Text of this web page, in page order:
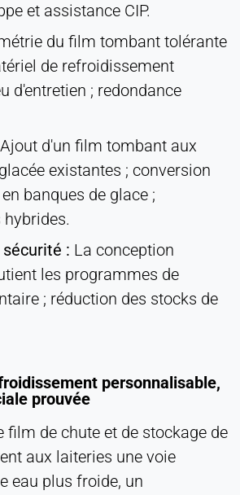
et assistance CIP.
du film tombant tolérante
de refroidissement
d'entretien ; redondance
Ajout d'un film tombant aux
existantes ; conversion
banques de glace ;
: La conception
les programmes de
; réduction des stocks de
personnalisable,
prouvée
film de chute et de stockage de
aux laiteries une voie
eau plus froide, un